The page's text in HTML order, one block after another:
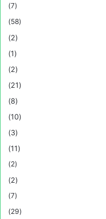
(7)
(58)
(2)
(1)
(2)
(21)
(8)
(10)
(3)
(11)
(2)
(2)
(7)
(29)